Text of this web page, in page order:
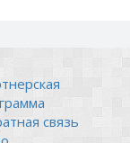
связь